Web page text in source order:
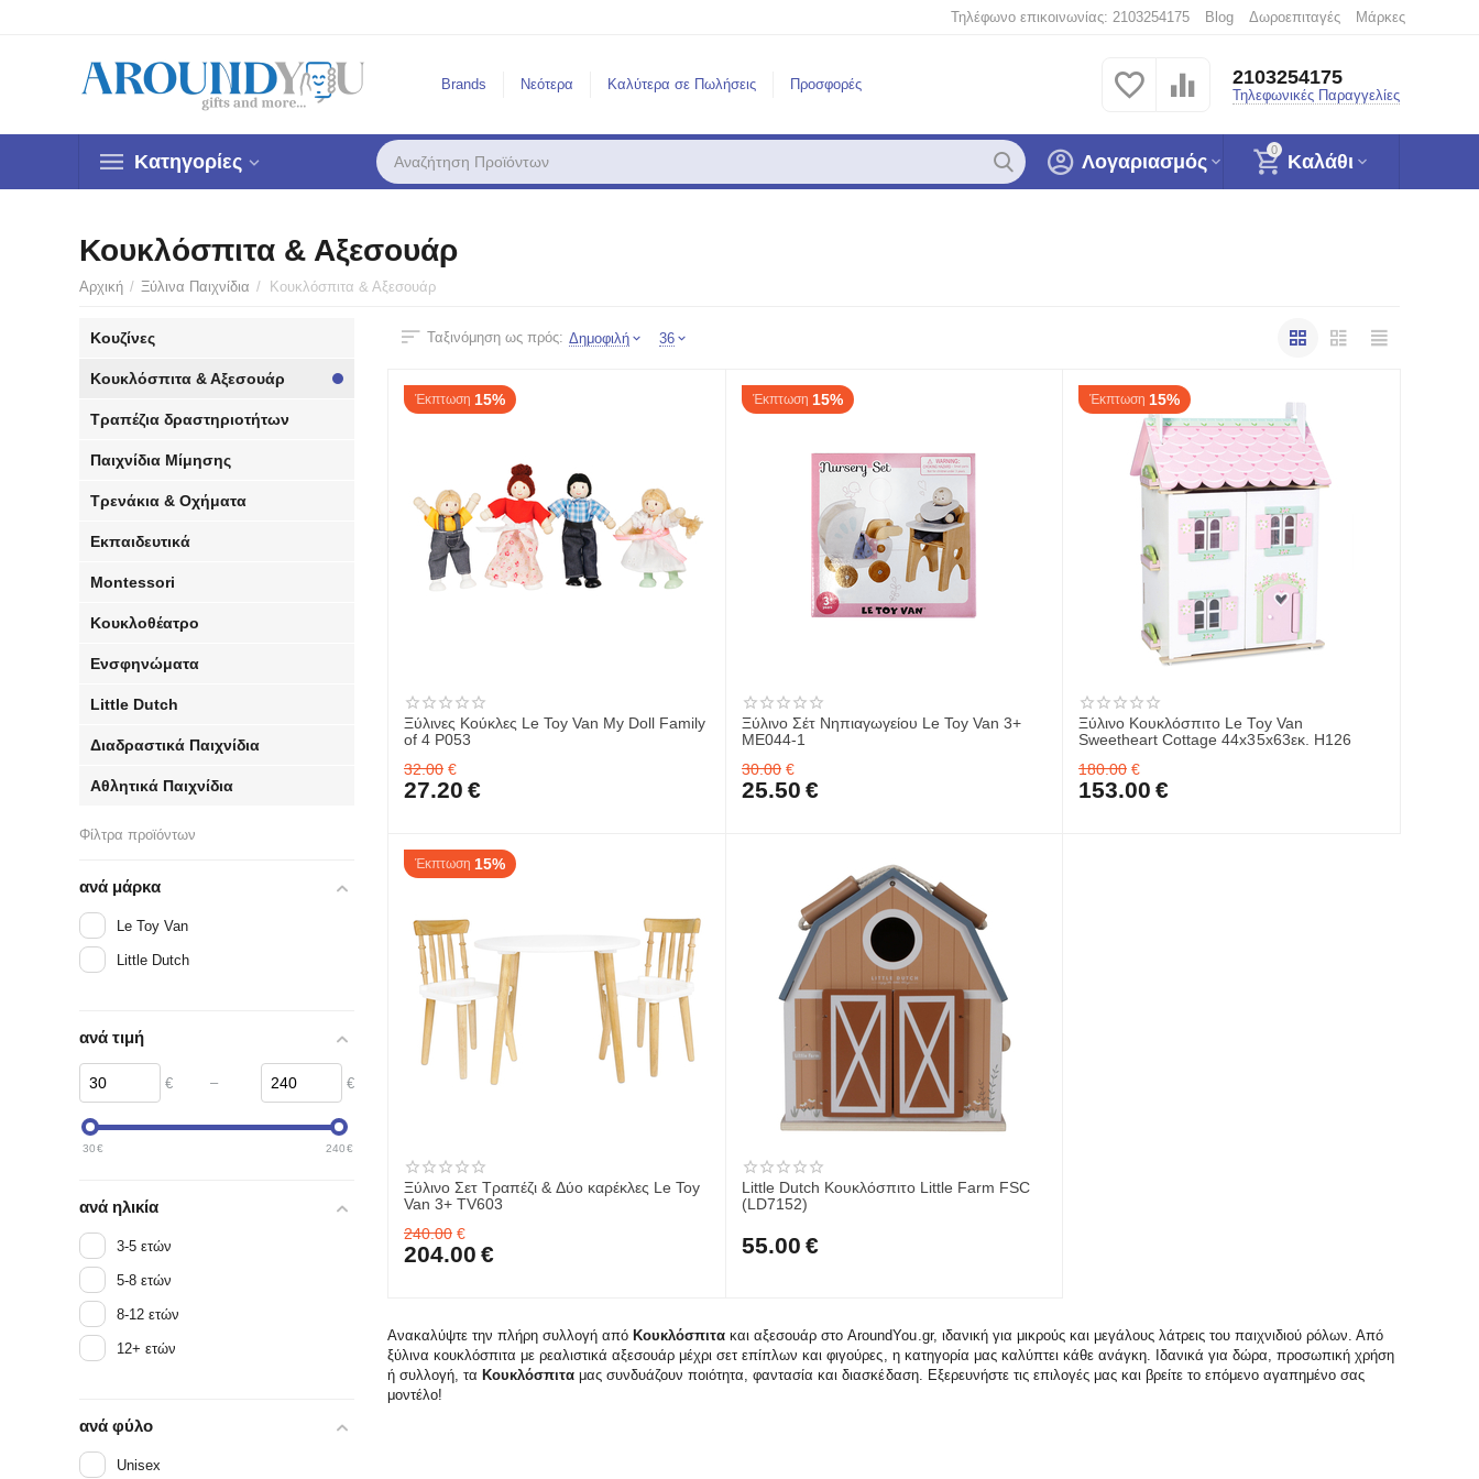
Τηλέφωνο επικοινωνίας: 2103254175 Blog Δωροεπιταγές Μάρκες
Brands Νεότερα Καλύτερα σε Πωλήσεις Προσφορές 2103254175
Τηλεφωνικές Παραγγελίες
Κατηγορίες
0
Καλάθι
Λογαριασμός
Κουκλόσπιτα & Αξεσουάρ
Αρχική / Ξύλινα Παιχνίδια / Κουκλόσπιτα & Αξεσουάρ
Ανακαλύψτε την πλήρη συλλογή από Κουκλόσπιτα και αξεσουάρ στο AroundYou.gr, ιδανική για μικρούς και μεγάλους λάτρεις του παιχνιδιού ρόλων. Από
ξύλινα κουκλόσπιτα με ρεαλιστικά αξεσουάρ μέχρι σετ επίπλων και φιγούρες, η κατηγορία μας καλύπτει κάθε ανάγκη. Ιδανικά για δώρα, προσωπική χρήση
ή συλλογή, τα Κουκλόσπιτα μας συνδυάζουν ποιότητα, φαντασία και διασκέδαση. Εξερευνήστε τις επιλογές μας και βρείτε το επόμενο αγαπημένο σας
μοντέλο!
Ταξινόμηση ως πρός: Δημοφιλή 36
Έκπτωση 15%
Ξύλινες Κούκλες Le Toy Van My Doll Family
of 4 P053
32.00 €
27.20 €
Έκπτωση 15%
Ξύλινο Σέτ Νηπιαγωγείου Le Toy Van 3+
ME044-1
30.00 €
25.50 €
Έκπτωση 15%
Ξύλινο Κουκλόσπιτο Le Toy Van
Sweetheart Cottage 44x35x63εκ. H126
180.00 €
153.00 €
Έκπτωση 15%
Ξύλινο Σετ Τραπέζι & Δύο καρέκλες Le Toy
Van 3+ TV603
240.00 €
204.00 €
Little Dutch Κουκλόσπιτο Little Farm FSC
(LD7152)
55.00 €
Κουζίνες
Κουκλόσπιτα & Αξεσουάρ
Τραπέζια δραστηριοτήτων
Παιχνίδια Μίμησης
Τρενάκια & Οχήματα
Εκπαιδευτικά
Montessori
Κουκλοθέατρο
Ενσφηνώματα
Little Dutch
Διαδραστικά Παιχνίδια
Αθλητικά Παιχνίδια
Φίλτρα προϊόντων
ανά μάρκα
Le Toy Van
Little Dutch
ανά τιμή
€ – €
30€ 240€
ανά ηλικία
3-5 ετών
5-8 ετών
8-12 ετών
12+ ετών
ανά φύλο
Unisex